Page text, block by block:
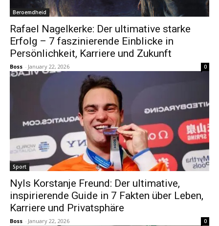
Beroemdheid
Rafael Nagelkerke: Der ultimative starke
Erfolg – 7 faszinierende Einblicke in
Persönlichkeit, Karriere und Zukunft
Boss - January 22, 2026 0
Sport
Nyls Korstanje Freund: Der ultimative,
inspirierende Guide in 7 Fakten über Leben,
Karriere und Privatsphäre
Boss - January 22, 2026 0